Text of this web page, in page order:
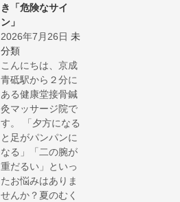
き「危険なサイ
ン」
2026年7月26日 未
分類
こんにちは、京成
青砥駅から２分に
ある健康堂接骨鍼
灸マッサージ院で
す。 「夕方になる
と足がパンパンに
なる」「二の腕が
重だるい」といっ
たお悩みはありま
せんか？夏のむく